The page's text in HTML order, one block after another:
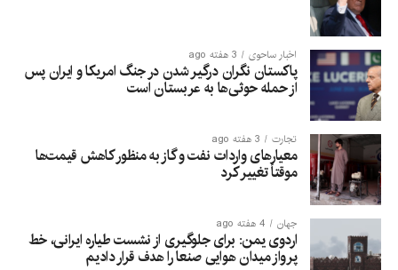
اخبار ساحوی 3 هفته ago
پاکستان نگران درگیر شدن در جنگ امریکا و ایران پس
از حمله حوثی‌ها به عربستان است
تجارت 3 هفته ago
معیارهای واردات نفت و گاز به منظور کاهش قیمت‌ها
موقتاً تغییر کرد
جهان 4 هفته ago
اردوی یمن: برای جلوگیری از نشست طیاره ایرانی، خط
پرواز میدان هوایی صنعا را هدف قرار دادیم